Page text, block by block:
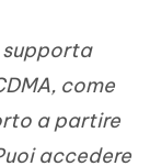
supporta
come
a partire
accedere